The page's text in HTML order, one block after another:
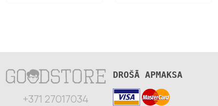
+371 27017034
DROŠĀ APMAKSA